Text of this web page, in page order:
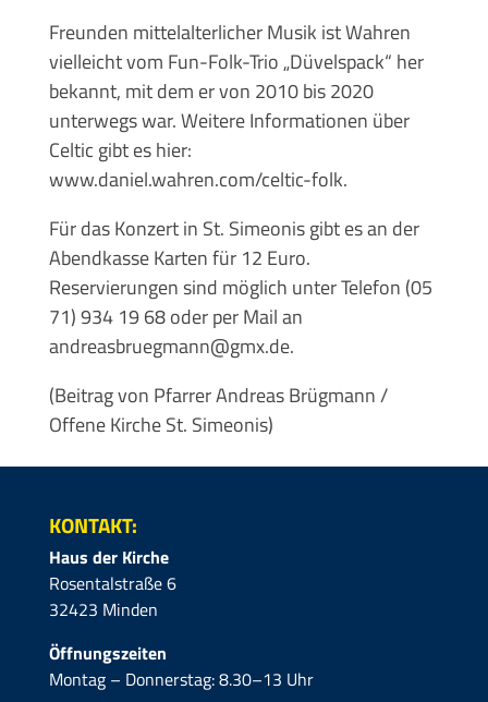
Freunden mittelalterlicher Musik ist Wahren
vielleicht vom Fun-Folk-Trio „Düvelspack“ her
bekannt, mit dem er von 2010 bis 2020
unterwegs war. Weitere Informationen über
Celtic gibt es hier:
www.daniel.wahren.com/celtic-folk.
Für das Konzert in St. Simeonis gibt es an der
Abendkasse Karten für 12 Euro.
Reservierungen sind möglich unter Telefon (05
71) 934 19 68 oder per Mail an
andreasbruegmann@gmx.de.
(Beitrag von Pfarrer Andreas Brügmann /
Offene Kirche St. Simeonis)
KONTAKT:
Haus der Kirche
Rosentalstraße 6
32423 Minden
Öffnungszeiten
Montag – Donnerstag: 8.30–13 Uhr